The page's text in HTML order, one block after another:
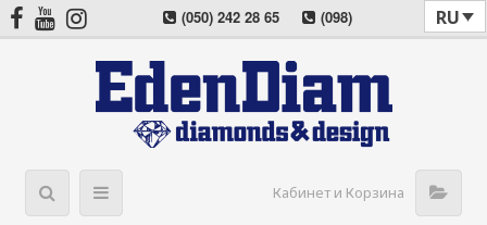
(050) 242 28 65
(098)
022 08 57
(044) 405 03 11
RU
Кабинет и Корзина